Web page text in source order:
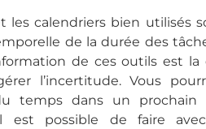
les calendriers bien utilisés
de la durée des
de ces outils est
l’incertitude. Vous
temps dans un
est possible de faire